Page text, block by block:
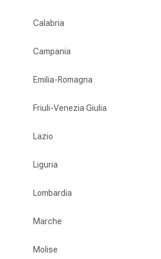
Calabria
Campania
Emilia-Romagna
Friuli-Venezia Giulia
Lazio
Liguria
Lombardia
Marche
Molise